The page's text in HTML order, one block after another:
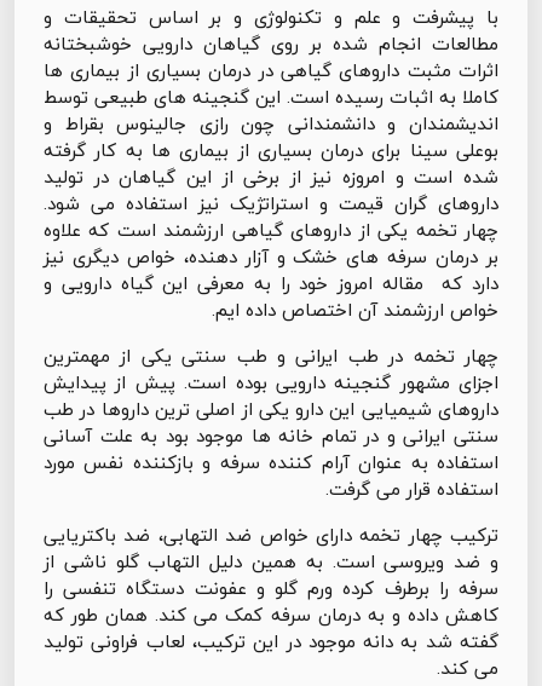
با پیشرفت و علم و تکنولوژی و بر اساس تحقیقات و
مطالعات انجام شده بر روی گیاهان دارویی خوشبختانه
اثرات مثبت داروهای گیاهی در درمان بسیاری از بیماری ها
کاملا به اثبات رسیده است. این گنجینه های طبیعی توسط
اندیشمندان و دانشمندانی چون رازی جالینوس بقراط و
بوعلی سینا برای درمان بسیاری از بیماری ها به کار گرفته
شده است و امروزه نیز از برخی از این گیاهان در تولید
داروهای گران قیمت و استراتژیک نیز استفاده می شود.
چهار تخمه یکی از داروهای گیاهی ارزشمند است که علاوه
بر درمان سرفه های خشک و آزار دهنده، خواص دیگری نیز
دارد که مقاله امروز خود را به معرفی این گیاه دارویی و
خواص ارزشمند آن اختصاص داده ایم.
چهار تخمه در طب ایرانی و طب سنتی یکی از مهمترین
اجزای مشهور گنجینه دارویی بوده است. پیش از پیدایش
داروهای شیمیایی این دارو یکی از اصلی ترین داروها در طب
سنتی ایرانی و در تمام خانه ها موجود بود به علت آسانی
استفاده به عنوان آرام کننده سرفه و بازکننده نفس مورد
استفاده قرار می گرفت.
ترکیب چهار تخمه دارای خواص ضد التهابی، ضد باکتریایی
و ضد ویروسی است. به همین دلیل التهاب گلو ناشی از
سرفه را برطرف کرده ورم گلو و عفونت دستگاه تنفسی را
کاهش داده و به درمان سرفه کمک می کند. همان طور که
گفته شد به دانه موجود در این ترکیب، لعاب فراونی تولید
می کند.